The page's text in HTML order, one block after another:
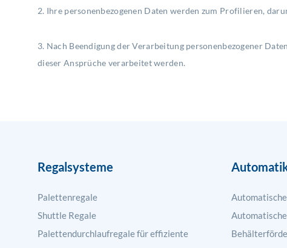
2. Ihre personenbezogenen Daten werden zum Profilieren,
3. Nach Beendigung der Verarbeitung personenbezogener
dieser Ansprüche verarbeitet werden.
Regalsysteme
Palettenregale
Shuttle Regale
Palettendurchlaufregale für effiziente